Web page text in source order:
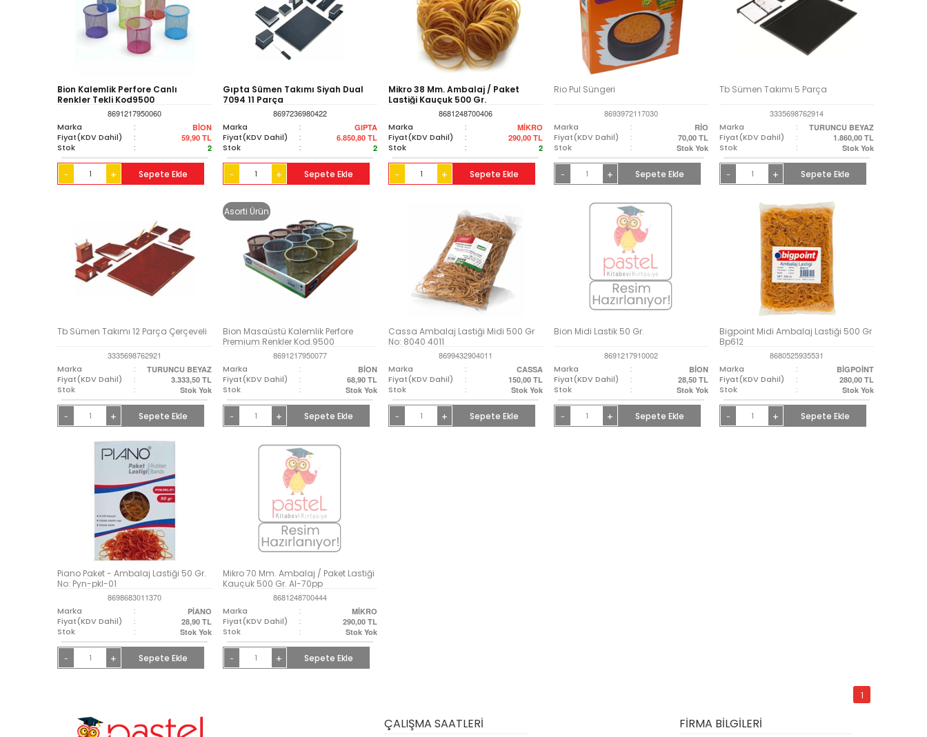
Bion Kalemlik Perfore Canlı
Renkler Tekli Kod9500
8691217950060
Marka
: BİON
Fiyat(KDV Dahil) : 59,90 TL
Stok : 2
- + Sepete Ekle
Gıpta Sümen Takımı Siyah Dual
7094 11 Parça
8697236980422
Marka
: GIPTA
Fiyat(KDV Dahil) : 6.850,80 TL
Stok : 2
- + Sepete Ekle
Mikro 38 Mm. Ambalaj / Paket
Lastiği Kauçuk 500 Gr.
8681248700406
Marka
: MİKRO
Fiyat(KDV Dahil) : 290,00 TL
Stok : 2
- + Sepete Ekle
Rio Pul Süngeri
8693972117030
Marka
: RİO
Fiyat(KDV Dahil) : 70,00 TL
Stok : Stok Yok
- + Sepete Ekle
Tb Sümen Takımı 5 Parça
3335698762914
Marka
: TURUNCU BEYAZ
Fiyat(KDV Dahil) : 1.860,00 TL
Stok : Stok Yok
- + Sepete Ekle
Tb Sümen Takımı 12 Parça Çerçeveli
3335698762921
Marka
: TURUNCU BEYAZ
Fiyat(KDV Dahil) : 3.333,50 TL
Stok : Stok Yok
- + Sepete Ekle
Asorti Ürün
Bion Masaüstü Kalemlik Perfore
Premium Renkler Kod.9500
8691217950077
Marka
: BİON
Fiyat(KDV Dahil) : 68,90 TL
Stok : Stok Yok
- + Sepete Ekle
Cassa Ambalaj Lastiği Midi 500 Gr
No: 8040 4011
8699432904011
Marka
: CASSA
Fiyat(KDV Dahil) : 150,00 TL
Stok : Stok Yok
- + Sepete Ekle
Bion Midi Lastik 50 Gr.
8691217910002
Marka
: BİON
Fiyat(KDV Dahil) : 28,50 TL
Stok : Stok Yok
- + Sepete Ekle
Bigpoint Midi Ambalaj Lastiği 500 Gr
Bp612
8680525935531
Marka
: BİGPOİNT
Fiyat(KDV Dahil) : 280,00 TL
Stok : Stok Yok
- + Sepete Ekle
Piano Paket - Ambalaj Lastiği 50 Gr.
No: Pyn-pkl-01
8698683011370
Marka
: PİANO
Fiyat(KDV Dahil) : 28,90 TL
Stok : Stok Yok
- + Sepete Ekle
Mikro 70 Mm. Ambalaj / Paket Lastiği
Kauçuk 500 Gr. Al-70pp
8681248700444
Marka
: MİKRO
Fiyat(KDV Dahil) : 290,00 TL
Stok : Stok Yok
- + Sepete Ekle
1
ÇALIŞMA SAATLERİ FİRMA BİLGİLERİ